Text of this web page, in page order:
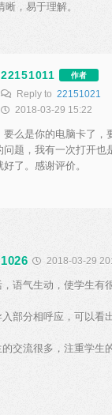
，易于理解。
22151011 作者
Reply to 22151021
2018-03-29 15:22
要么是你的电脑卡了，
问题，我有一次打开也
了。感谢评价。
2018-03-29
语气生动，使学生有
部分相呼应，可以看
交流很多，注重学生